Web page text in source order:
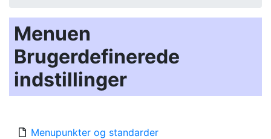
Menuen
Brugerdefinerede
indstillinger
Menupunkter og standarder